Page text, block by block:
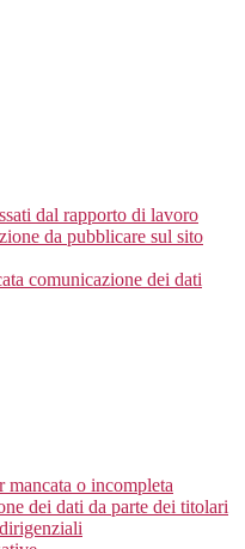
dal rapporto di lavoro
da pubblicare sul sito
comunicazione dei dati
mancata o incompleta
dei dati da parte dei titolari